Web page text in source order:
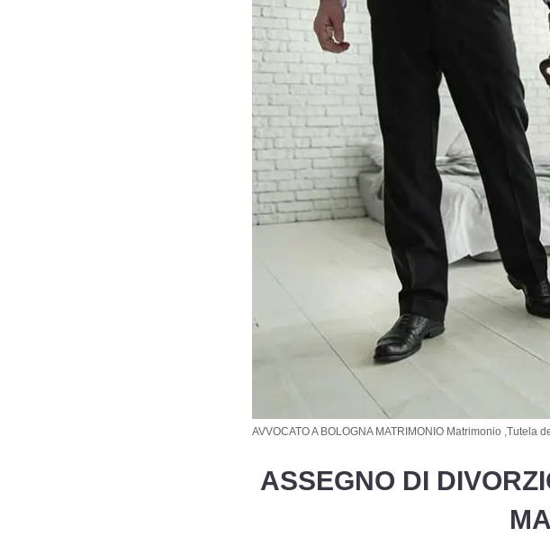
AVVOCATO A BOLOGNA MATRIMONIO Matrimonio
ASSEGNO DI